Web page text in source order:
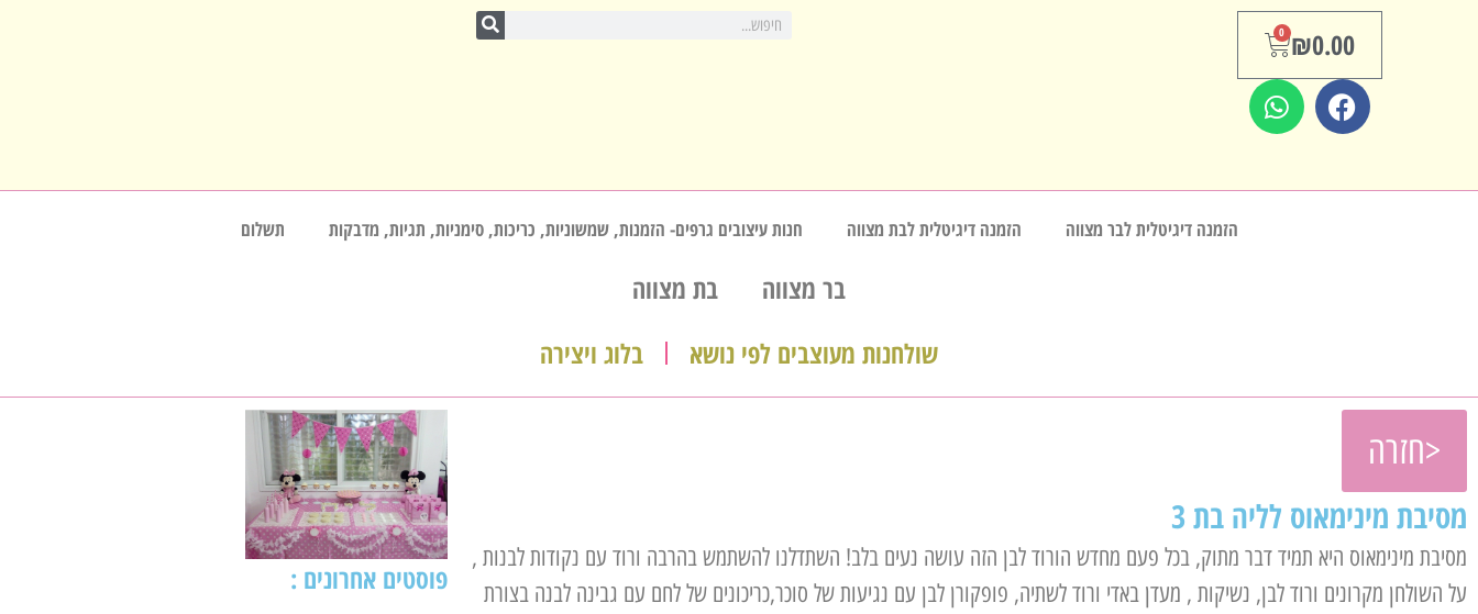
₪0.00
0
הזמנה דיגיטלית לבר מצווה הזמנה דיגיטלית לבת מצווה חנות עיצובים גרפים- הזמנות, שמשוניות, כריכות, סימניות, תגיות, מדבקות תשלום
בר מצווה
בת מצווה
שולחנות מעוצבים לפי נושא
בלוג ויצירה
<חזרה
מסיבת מינימאוס לליה בת 3
מסיבת מינימאוס היא תמיד דבר מתוק, בכל פעם מחדש הורוד לבן הזה עושה נעים בלב! השתדלנו להשתמש בהרבה ורוד עם נקודות לבנות ,
על השולחן מקרונים ורוד לבן, נשיקות , מעדן באדי ורוד לשתיה, פופקורן לבן עם נגיעות של סוכר,כריכונים של לחם עם גבינה לבנה בצורת
פוסטים אחרונים :